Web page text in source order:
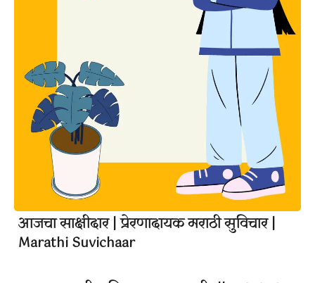
आजचा साक्षीदार | प्रेरणादायक मराठी सुविचार |
Marathi Suvichaar